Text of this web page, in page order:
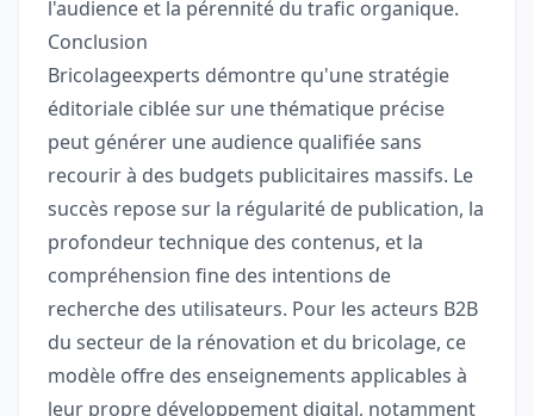
l'audience et la pérennité du trafic organique.
Conclusion
Bricolageexperts démontre qu'une stratégie
éditoriale ciblée sur une thématique précise
peut générer une audience qualifiée sans
recourir à des budgets publicitaires massifs. Le
succès repose sur la régularité de publication, la
profondeur technique des contenus, et la
compréhension fine des intentions de
recherche des utilisateurs. Pour les acteurs B2B
du secteur de la rénovation et du bricolage, ce
modèle offre des enseignements applicables à
leur propre développement digital, notamment